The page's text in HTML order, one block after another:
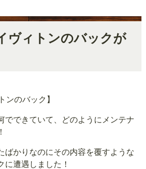
ヴィトンのバックが
ンのバック】
でできていて、どのようにメンテナ
ばかりなのにその内容を覆すような
に遭遇しました！